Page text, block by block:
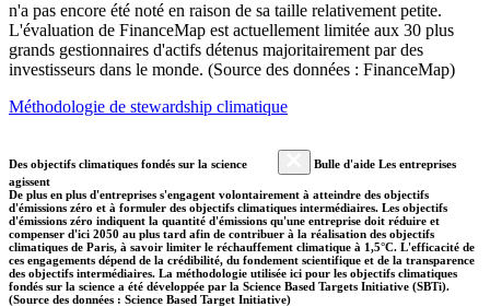
n'a pas encore été noté en raison de sa taille relativement petite.
L'évaluation de FinanceMap est actuellement limitée aux 30 plus
grands gestionnaires d'actifs détenus majoritairement par des
investisseurs dans le monde. (Source des données : FinanceMap)
Méthodologie de stewardship climatique
Des objectifs climatiques fondés sur la science
Bulle d'aide Les entreprises
agissent
De plus en plus d'entreprises s'engagent volontairement à atteindre des objectifs
d'émissions zéro et à formuler des objectifs climatiques intermédiaires. Les objectifs
d'émissions zéro indiquent la quantité d'émissions qu'une entreprise doit réduire et
compenser d'ici 2050 au plus tard afin de contribuer à la réalisation des objectifs
climatiques de Paris, à savoir limiter le réchauffement climatique à 1,5°C. L'efficacité de
ces engagements dépend de la crédibilité, du fondement scientifique et de la transparence
des objectifs intermédiaires. La méthodologie utilisée ici pour les objectifs climatiques
fondés sur la science a été développée par la Science Based Targets Initiative (SBTi).
(Source des données : Science Based Target Initiative)